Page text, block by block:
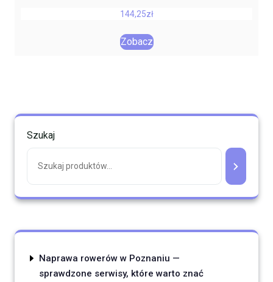
144,25zł
Zobacz
Szukaj
Naprawa rowerów w Poznaniu —
sprawdzone serwisy, które warto znać